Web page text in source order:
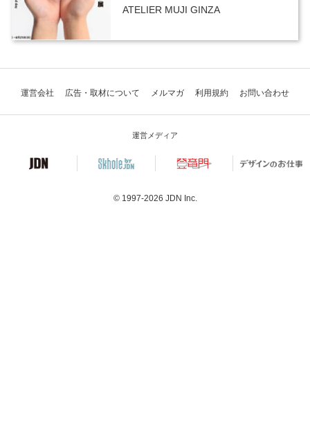
ATELIER MUJI GINZA
運営会社 広告・取材について メルマガ 利用規約 お問い合わせ
運営メディア
© 1997-2026 JDN Inc.